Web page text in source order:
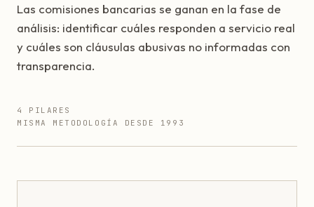
Las comisiones bancarias se ganan en la fase de
análisis: identificar cuáles responden a servicio real
y cuáles son cláusulas abusivas no informadas con
transparencia.
4 PILARES
MISMA METODOLOGÍA DESDE 1993